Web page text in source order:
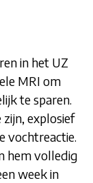
in het UZ
MRI om
te sparen.
explosief
vochtreactie.
hem volledig
week in